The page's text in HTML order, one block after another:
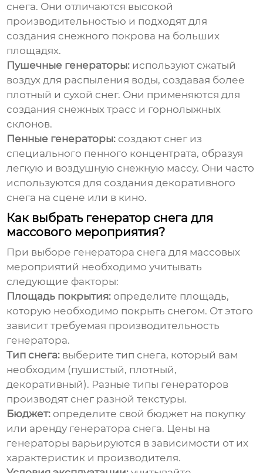
снега. Они отличаются высокой
производительностью и подходят для
создания снежного покрова на больших
площадях.
Пушечные генераторы: используют сжатый
воздух для распыления воды, создавая более
плотный и сухой снег. Они применяются для
создания снежных трасс и горнолыжных
склонов.
Пенные генераторы: создают снег из
специального пенного концентрата, образуя
легкую и воздушную снежную массу. Они часто
используются для создания декоративного
снега на сцене или в кино.
Как выбрать генератор снега для
массового мероприятия?
При выборе генератора снега для массовых
мероприятий необходимо учитывать
следующие факторы:
Площадь покрытия: определите площадь,
которую необходимо покрыть снегом. От этого
зависит требуемая производительность
генератора.
Тип снега: выберите тип снега, который вам
необходим (пушистый, плотный,
декоративный). Разные типы генераторов
производят снег разной текстуры.
Бюджет: определите свой бюджет на покупку
или аренду генератора снега. Цены на
генераторы варьируются в зависимости от их
характеристик и производителя.